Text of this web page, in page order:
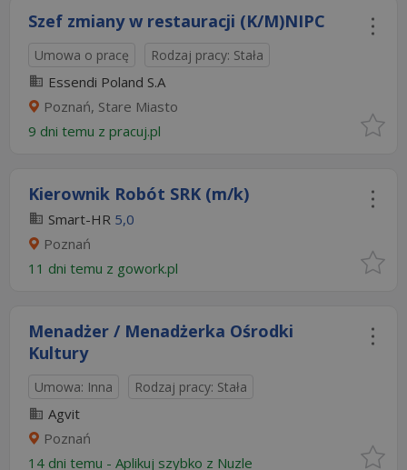
Szef zmiany w restauracji (K/M)NIPC
Umowa o pracę Rodzaj pracy: Stała
Essendi Poland S.A
Poznań, Stare Miasto
9 dni temu z pracuj.pl
Kierownik Robót SRK (m/k)
Smart-HR 5,0
Poznań
11 dni temu z gowork.pl
Menadżer / Menadżerka Ośrodki
Kultury
Umowa: Inna Rodzaj pracy: Stała
Agvit
Poznań
14 dni temu - Aplikuj szybko z Nuzle